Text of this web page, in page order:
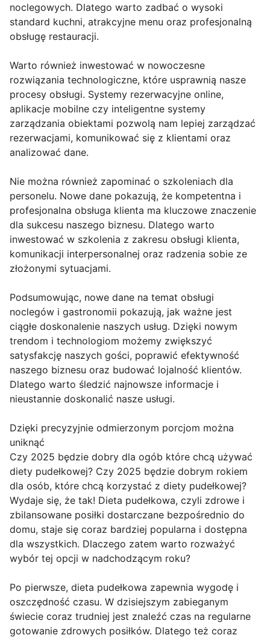
noclegowych. Dlatego warto zadbać o wysoki
standard kuchni, atrakcyjne menu oraz profesjonalną
obsługę restauracji.
Warto również inwestować w nowoczesne
rozwiązania technologiczne, które usprawnią nasze
procesy obsługi. Systemy rezerwacyjne online,
aplikacje mobilne czy inteligentne systemy
zarządzania obiektami pozwolą nam lepiej zarządzać
rezerwacjami, komunikować się z klientami oraz
analizować dane.
Nie można również zapominać o szkoleniach dla
personelu. Nowe dane pokazują, że kompetentna i
profesjonalna obsługa klienta ma kluczowe znaczenie
dla sukcesu naszego biznesu. Dlatego warto
inwestować w szkolenia z zakresu obsługi klienta,
komunikacji interpersonalnej oraz radzenia sobie ze
złożonymi sytuacjami.
Podsumowując, nowe dane na temat obsługi
noclegów i gastronomii pokazują, jak ważne jest
ciągłe doskonalenie naszych usług. Dzięki nowym
trendom i technologiom możemy zwiększyć
satysfakcję naszych gości, poprawić efektywność
naszego biznesu oraz budować lojalność klientów.
Dlatego warto śledzić najnowsze informacje i
nieustannie doskonalić nasze usługi.
Dzięki precyzyjnie odmierzonym porcjom można
uniknąć
Czy 2025 będzie dobry dla ogób które chcą używać
diety pudełkowej? Czy 2025 będzie dobrym rokiem
dla osób, które chcą korzystać z diety pudełkowej?
Wydaje się, że tak! Dieta pudełkowa, czyli zdrowe i
zbilansowane posiłki dostarczane bezpośrednio do
domu, staje się coraz bardziej popularna i dostępna
dla wszystkich. Dlaczego zatem warto rozważyć
wybór tej opcji w nadchodzącym roku?
Po pierwsze, dieta pudełkowa zapewnia wygodę i
oszczędność czasu. W dzisiejszym zabieganym
świecie coraz trudniej jest znaleźć czas na regularne
gotowanie zdrowych posiłków. Dlatego też coraz